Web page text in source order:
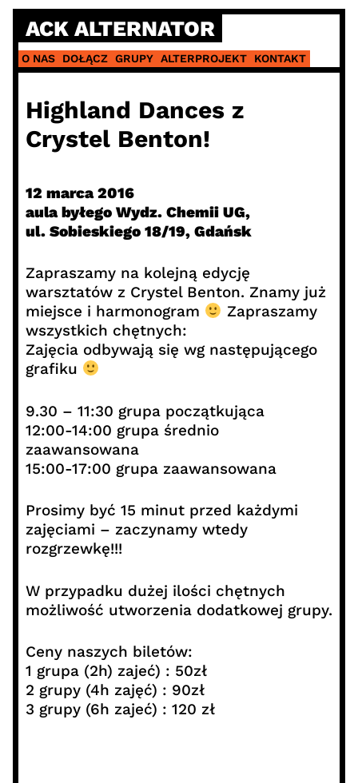
Skip
content
ACK ALTERNATOR
O NAS DOŁĄCZ GRUPY ALTERPROJEKT KONTAKT
Highland Dances z
Crystel Benton!
12 marca 2016
aula byłego Wydz. Chemii UG,
ul. Sobieskiego 18/19, Gdańsk
Zapraszamy na kolejną edycję
warsztatów z Crystel Benton. Znamy już
miejsce i harmonogram
Zapraszamy
wszystkich chętnych:
Zajęcia odbywają się wg następującego
grafiku
9.30 – 11:30 grupa początkująca
12:00-14:00 grupa średnio
zaawansowana
15:00-17:00 grupa zaawansowana
Prosimy być 15 minut przed każdymi
zajęciami – zaczynamy wtedy
rozgrzewkę!!!
W przypadku dużej ilości chętnych
możliwość utworzenia dodatkowej grupy.
Ceny naszych biletów:
1 grupa (2h) zajeć) : 50zł
2 grupy (4h zajęć) : 90zł
3 grupy (6h zajeć) : 120 zł